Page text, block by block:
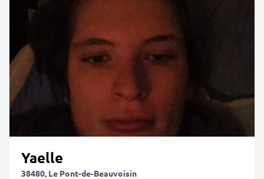
Yaelle
38480, Le Pont-de-Beauvoisin